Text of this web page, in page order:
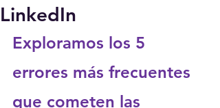
LinkedIn
Exploramos los 5
errores más frecuentes
que cometen las